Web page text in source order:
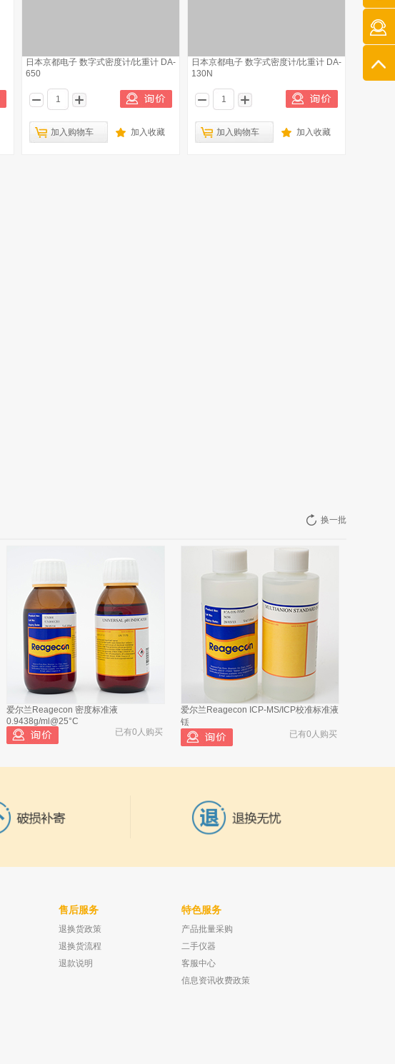
日本京都电子 数字式密度计/比重计 DA-
650
加入购物车 加入收藏
日本京都电子 数字式密度计/比重计 DA-
130N
加入购物车 加入收藏
换一批
爱尔兰Reagecon 密度标准液
0.9438g/ml@25°C
已有0人购买
爱尔兰Reagecon ICP-MS/ICP校准标准液
铥
已有0人购买
北京中惠普 高纯度氢气发生器 SPH-500A
不锈钢过滤 氢气流量0-500ml/m
美国TOMOS T系列超声波清洗机 TOM-
5200T 容量 10L 功率250W
售后服务
退换货政策
退换货流程
退款说明
特色服务
产品批量采购
二手仪器
客服中心
信息资讯收费政策